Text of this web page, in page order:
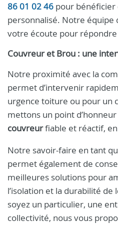
86 01 02 46 pour bénéficier
personnalisé. Notre équipe
votre écoute pour
Couvreur et Brou : une
Notre proximité avec la
permet d’intervenir
urgence toiture ou pour un
mettons un point
couvreurfiable et réactif,
Notre savoir-faire en tant
permet également de
meilleures solutions pour
l’isolation et la durabilité
soyez un particulier, une
collectivité, nous vous